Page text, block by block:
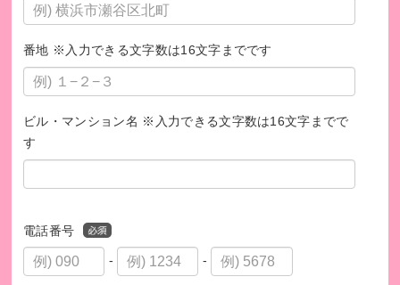
番地 ※入力できる文字数は16文字までです
ビル・マンション名 ※入力できる文字数は16文字までで
す
電話番号
- -